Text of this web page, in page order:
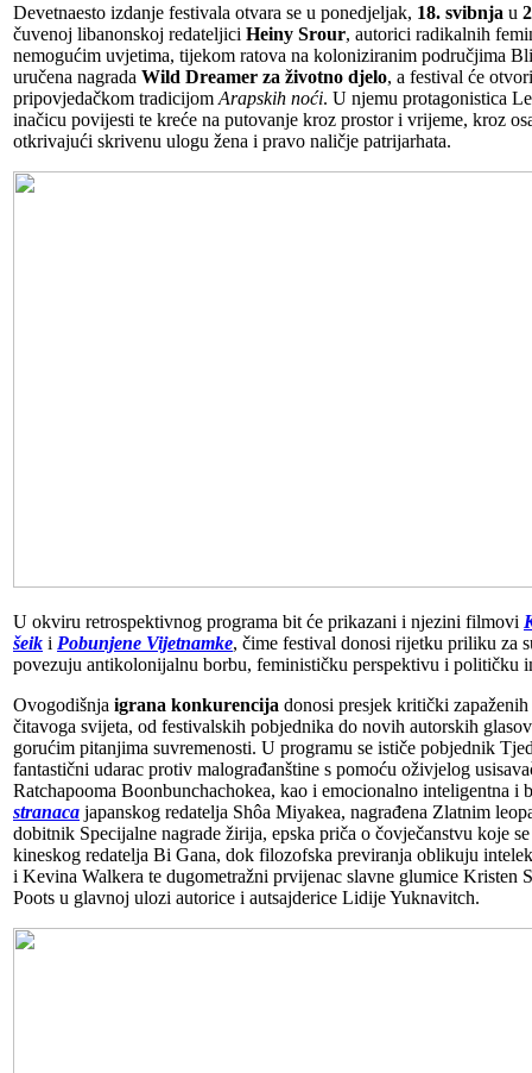
Devetnaesto izdanje festivala otvara se u ponedjeljak, 18. svibnja u
čuvenoj libanonskoj redateljici Heiny Srour, autorici radikalnih
nemogućim uvjetima, tijekom ratova na koloniziranim područjima
uručena nagrada Wild Dreamer za životno djelo, a festival će
pripovjedačkom tradicijom Arapskih noći. U njemu protagonistica
inačicu povijesti te kreće na putovanje kroz prostor i vrijeme, kroz
otkrivajući skrivenu ulogu žena i pravo naličje patrijarhata.
U okviru retrospektivnog programa bit će prikazani i njezini filmovi
šeik i Pobunjene Vijetnamke, čime festival donosi rijetku priliku za
povezuju antikolonijalnu borbu, feminističku perspektivu i političku
Ovogodišnja igrana konkurencija donosi presjek kritički
čitavoga svijeta, od festivalskih pobjednika do novih autorskih
gorućim pitanjima suvremenosti. U programu se ističe pobjednik
fantastični udarac protiv malograđanštine s pomoću oživjelog
Ratchapooma Boonbunchachokea, kao i emocionalno inteligentna i
stranaca japanskog redatelja Shôa Miyakea, nagrađena Zlatnim
dobitnik Specijalne nagrade žirija, epska priča o čovječanstvu koje
kineskog redatelja Bi Gana, dok filozofska previranja oblikuju
i Kevina Walkera te dugometražni prvijenac slavne glumice Kristen
Poots u glavnoj ulozi autorice i autsajderice Lidije Yuknavitch.